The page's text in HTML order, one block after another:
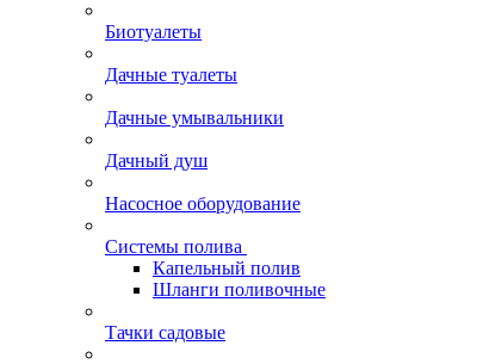
Биотуалеты
Дачные туалеты
Дачные умывальники
Дачный душ
Насосное оборудование
Системы полива
Капельный полив
Шланги поливочные
Тачки садовые